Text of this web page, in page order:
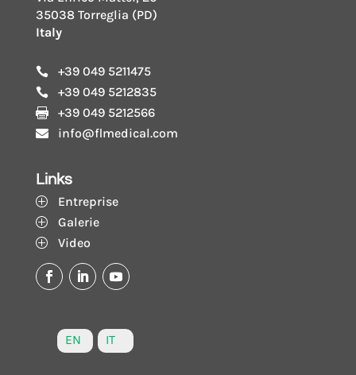
35038 Torreglia (PD)
Italy
 +39 049 5211475
 +39 049 5212835
 +39 049 5212566
 info@flmedical.com
Links
P Entreprise
P Galerie
P Video
EN IT